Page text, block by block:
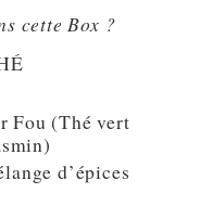
cette Box ?
Fou (Thé vert
d’épices